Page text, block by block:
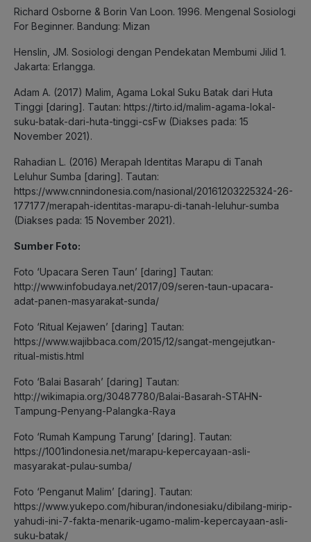
Richard Osborne & Borin Van Loon. 1996. Mengenal Sosiologi
For Beginner. Bandung: Mizan
Henslin, JM. Sosiologi dengan Pendekatan Membumi Jilid 1.
Jakarta: Erlangga.
Adam A. (2017) Malim, Agama Lokal Suku Batak dari Huta
Tinggi [daring]. Tautan: https://tirto.id/malim-agama-lokal-
suku-batak-dari-huta-tinggi-csFw (Diakses pada: 15
November 2021).
Rahadian L. (2016) Merapah Identitas Marapu di Tanah
Leluhur Sumba [daring]. Tautan:
https://www.cnnindonesia.com/nasional/20161203225324-26-
177177/merapah-identitas-marapu-di-tanah-leluhur-sumba
(Diakses pada: 15 November 2021).
Sumber Foto:
Foto ‘Upacara Seren Taun’ [daring] Tautan:
http://www.infobudaya.net/2017/09/seren-taun-upacara-
adat-panen-masyarakat-sunda/
Foto ‘Ritual Kejawen’ [daring] Tautan:
https://www.wajibbaca.com/2015/12/sangat-mengejutkan-
ritual-mistis.html
Foto ‘Balai Basarah’ [daring] Tautan:
http://wikimapia.org/30487780/Balai-Basarah-STAHN-
Tampung-Penyang-Palangka-Raya
Foto ‘Rumah Kampung Tarung’ [daring]. Tautan:
https://1001indonesia.net/marapu-kepercayaan-asli-
masyarakat-pulau-sumba/
Foto ‘Penganut Malim’ [daring]. Tautan:
https://www.yukepo.com/hiburan/indonesiaku/dibilang-mirip-
yahudi-ini-7-fakta-menarik-ugamo-malim-kepercayaan-asli-
suku-batak/